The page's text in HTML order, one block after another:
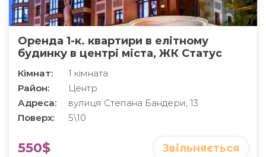
Оренда 1-к. квартири в елітному
будинку в центрі міста, ЖК Статус
Кімнат:
1 кімната
Район:
Центр
Адреса:
вулиця Степана Бандери, 13
Поверх:
5\10
550$ Звільняється